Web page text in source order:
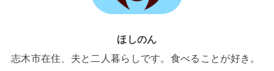
ほしのん
志木市在住、夫と二人暮らしです。食べることが好き。